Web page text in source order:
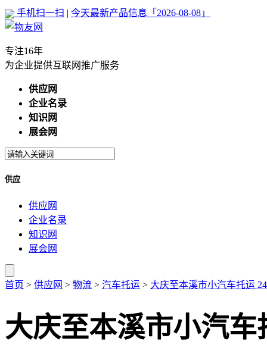
手机扫一扫 | 今天最新产品信息「2026-08-08」
专注16年
为企业提供互联网推广服务
供应网
企业名录
知识网
展会网
供应
供应网
企业名录
知识网
展会网
首页 > 供应网 > 物流 > 汽车托运 > 大庆至本溪市小汽车托运
大庆至本溪市小汽车